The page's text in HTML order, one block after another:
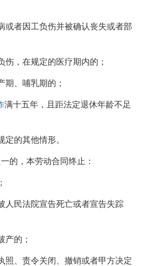
或者因工负伤并被确认丧失或者部
伤，在规定的医疗期内的；
期、哺乳期的；
满十五年，且距法定退休年龄不足
定的其他情形。
的，本劳动合同终止：
人民法院宣告死亡或者宣告失踪
产的；
照、责令关闭、撤销或者甲方决定